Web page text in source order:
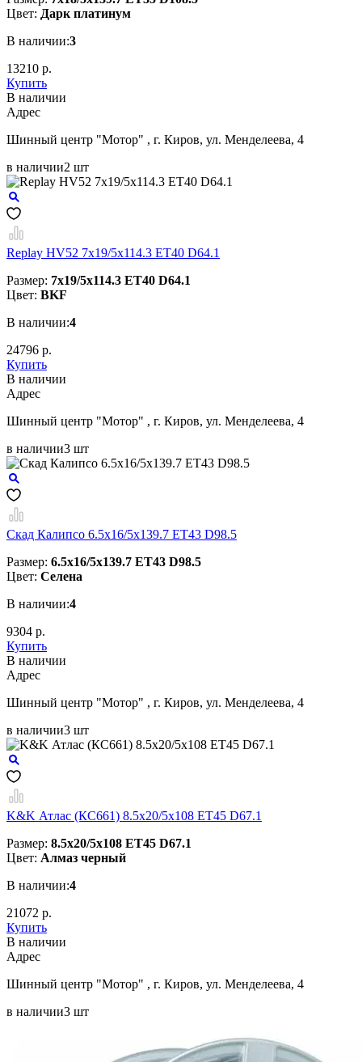
Цвет: Дарк платинум
В наличии:3
13210 р.
Купить
В наличии
Aдрес
Шинный центр "Мотор" , г. Киров, ул. Менделеева, 4
в наличии2 шт
Replay HV52 7x19/5x114.3 ET40 D64.1
Размер: 7x19/5x114.3 ET40 D64.1
Цвет: BKF
В наличии:4
24796 р.
Купить
В наличии
Aдрес
Шинный центр "Мотор" , г. Киров, ул. Менделеева, 4
в наличии3 шт
Скад Калипсо 6.5x16/5x139.7 ET43 D98.5
Размер: 6.5x16/5x139.7 ET43 D98.5
Цвет: Селена
В наличии:4
9304 р.
Купить
В наличии
Aдрес
Шинный центр "Мотор" , г. Киров, ул. Менделеева, 4
в наличии3 шт
K&K Атлас (КС661) 8.5x20/5x108 ET45 D67.1
Размер: 8.5x20/5x108 ET45 D67.1
Цвет: Алмаз черный
В наличии:4
21072 р.
Купить
В наличии
Aдрес
Шинный центр "Мотор" , г. Киров, ул. Менделеева, 4
в наличии3 шт